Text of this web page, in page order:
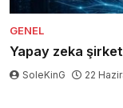
GENEL
Yapay zeka
SoleKinG 22